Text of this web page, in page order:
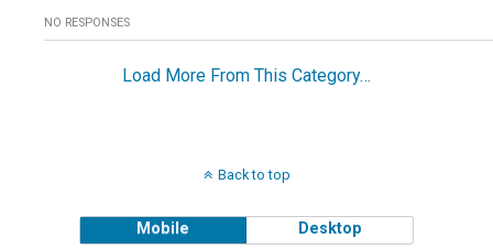
NO RESPONSES
Load More From This Category…
Back to top
Mobile Desktop